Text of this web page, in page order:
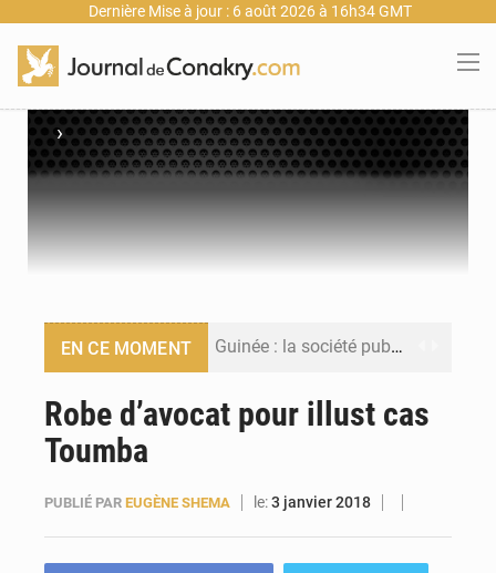
Dernière Mise à jour : 6 août 2026 à 16h34 GMT
›
EN CE MOMENT Guinée : la société publique Nimba Mining Company signe sa première convention minière
Guinée : Amara Camara prend la coordination de l’action de l’État en l’absence du président Mamadi Doumbouya
Forces Vives en Guinée : la coalition critique la gestion de Mamadi Doumbouya
Robe d’avocat pour illust cas
Toumba
PUBLIÉ PAR EUGÈNE SHEMA le:3 janvier 2018